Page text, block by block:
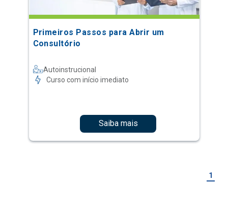
Primeiros Passos para Abrir um
Consultório
Autoinstrucional
Curso com início imediato
Saiba mais
1